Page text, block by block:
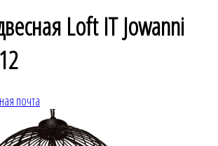
Loft IT Jowanni